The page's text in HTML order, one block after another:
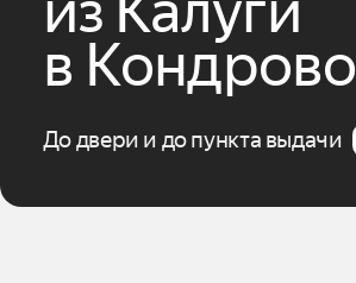
в Кондрово
До двери и до пункта выдачи